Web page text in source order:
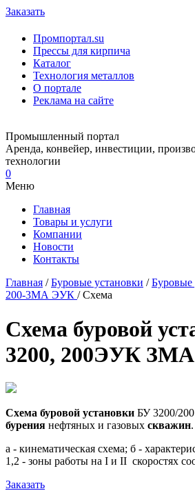
Заказать
Промпортал.su
Прессы для кирпича
Каталог
Технология металлов
О портале
Реклама на сайте
Промышленный портал
Аренда, конвейер, инвестиции,
технологии
0
Меню
Главная
Товары и услуги
Компании
Новости
Контакты
Главная /Буровые установки /Буровые
200-3МА ЭУК / Схема
Схема буровой
3200, 200ЭУК ЗМА
Схема буровой установки БУ 3200/
бурения нефтяных и газовых скважин.
а - кинематическая схема; б -
1,2 - зоны работы на I и II скоростях
Заказать